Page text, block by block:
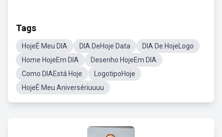
Tags
HojeÉ Meu DIA DIA DeHoje Data
DIA De HojeLogo
Home HojeEm DIA
Desenho HojeEm DIA
Como DIAEstá Hoje
LogotipoHoje
HojeÉ Meu Aniversériuuuu